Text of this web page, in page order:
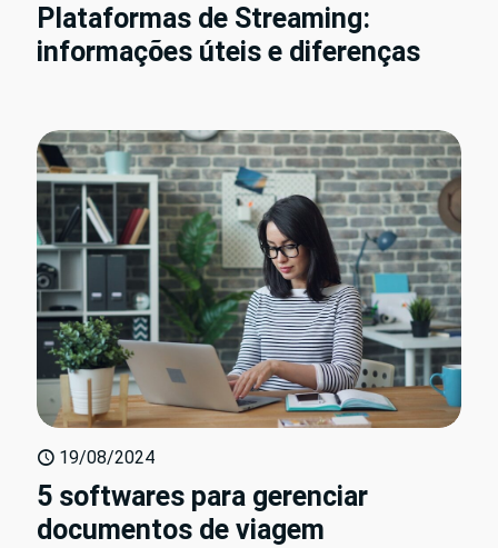
Plataformas de Streaming:
informações úteis e diferenças
19/08/2024
5 softwares para gerenciar
documentos de viagem